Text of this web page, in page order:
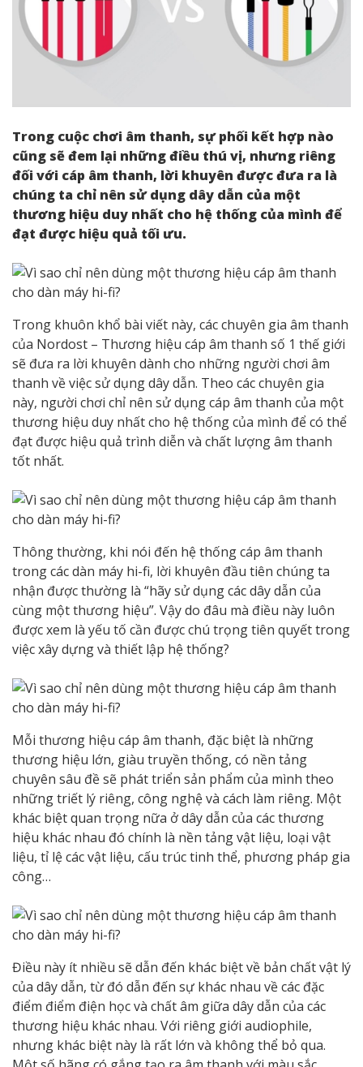
Trong cuộc chơi âm thanh, sự phối kết hợp nào
cũng sẽ đem lại những điều thú vị, nhưng riêng
đối với cáp âm thanh, lời khuyên được đưa ra là
chúng ta chỉ nên sử dụng dây dẫn của một
thương hiệu duy nhất cho hệ thống của mình để
đạt được hiệu quả tối ưu.
Trong khuôn khổ bài viết này, các chuyên gia âm thanh
của Nordost – Thương hiệu cáp âm thanh số 1 thế giới
sẽ đưa ra lời khuyên dành cho những người chơi âm
thanh về việc sử dụng dây dẫn. Theo các chuyên gia
này, người chơi chỉ nên sử dụng cáp âm thanh của một
thương hiệu duy nhất cho hệ thống của mình để có thể
đạt được hiệu quả trình diễn và chất lượng âm thanh
tốt nhất.
Thông thường, khi nói đến hệ thống cáp âm thanh
trong các dàn máy hi-fi, lời khuyên đầu tiên chúng ta
nhận được thường là “hãy sử dụng các dây dẫn của
cùng một thương hiệu”. Vậy do đâu mà điều này luôn
được xem là yếu tố cần được chú trọng tiên quyết trong
việc xây dựng và thiết lập hệ thống?
Mỗi thương hiệu cáp âm thanh, đặc biệt là những
thương hiệu lớn, giàu truyền thống, có nền tảng
chuyên sâu đề sẽ phát triển sản phẩm của mình theo
những triết lý riêng, công nghệ và cách làm riêng. Một
khác biệt quan trọng nữa ở dây dẫn của các thương
hiệu khác nhau đó chính là nền tảng vật liệu, loại vật
liệu, tỉ lệ các vật liệu, cấu trúc tinh thể, phương pháp gia
công…
Điều này ít nhiều sẽ dẫn đến khác biệt về bản chất vật lý
của dây dẫn, từ đó dẫn đến sự khác nhau về các đặc
điểm điểm điện học và chất âm giữa dây dẫn của các
thương hiệu khác nhau. Với riêng giới audiophile,
nhưng khác biệt này là rất lớn và không thể bỏ qua.